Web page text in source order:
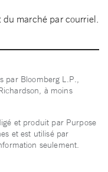
du marché par courriel.
par Bloomberg L.P.,
à moins
et produit par Purpose
et est utilisé par
seulement.